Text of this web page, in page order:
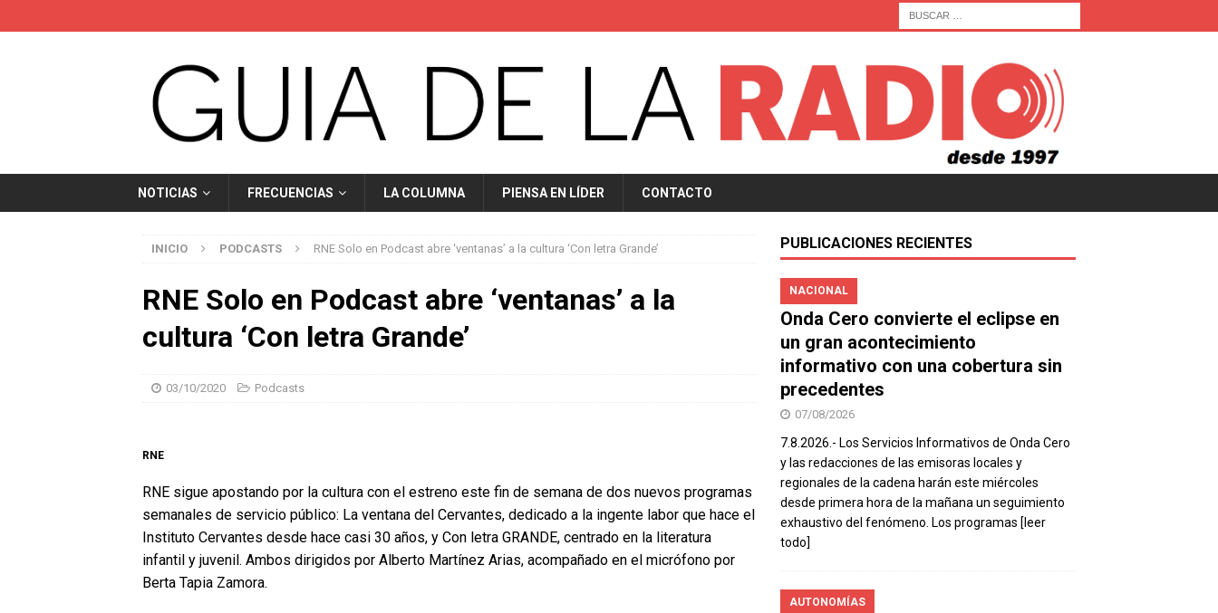
NOTICIAS FRECUENCIAS LA COLUMNA PIENSA EN LÍDER CONTACTO
INICIO PODCASTS RNE Solo en Podcast abre ‘ventanas’ a la cultura ‘Con letra Grande’
RNE Solo en Podcast abre ‘ventanas’ a la
cultura ‘Con letra Grande’
03/10/2020 Podcasts
RNE
RNE sigue apostando por la cultura con el estreno este fin de semana de dos nuevos programas
semanales de servicio público: La ventana del Cervantes, dedicado a la ingente labor que hace el
Instituto Cervantes desde hace casi 30 años, y Con letra GRANDE, centrado en la literatura
infantil y juvenil. Ambos dirigidos por Alberto Martínez Arias, acompañado en el micrófono por
Berta Tapia Zamora.
PUBLICACIONES RECIENTES
NACIONAL
Onda Cero convierte el eclipse en
un gran acontecimiento
informativo con una cobertura sin
precedentes
07/08/2026
7.8.2026.- Los Servicios Informativos de Onda Cero
y las redacciones de las emisoras locales y
regionales de la cadena harán este miércoles
desde primera hora de la mañana un seguimiento
exhaustivo del fenómeno. Los programas [leer
todo]
AUTONOMÍAS